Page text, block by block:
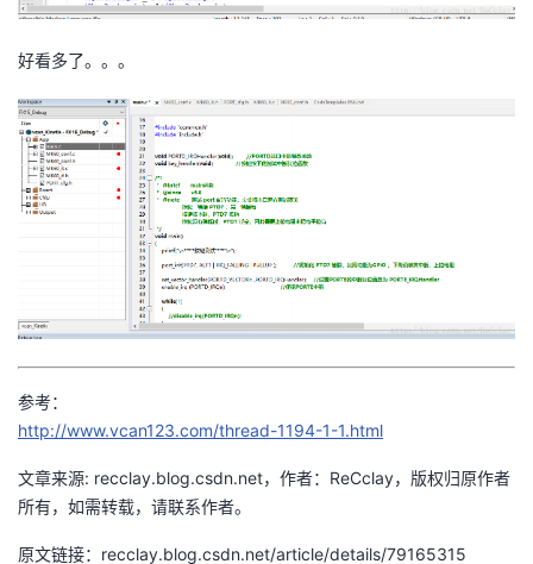
好看多了。。。
参考：
http://www.vcan123.com/thread-1194-1-1.html
文章来源: recclay.blog.csdn.net，作者：ReCclay，版权归原作者
所有，如需转载，请联系作者。
原文链接：recclay.blog.csdn.net/article/details/79165315